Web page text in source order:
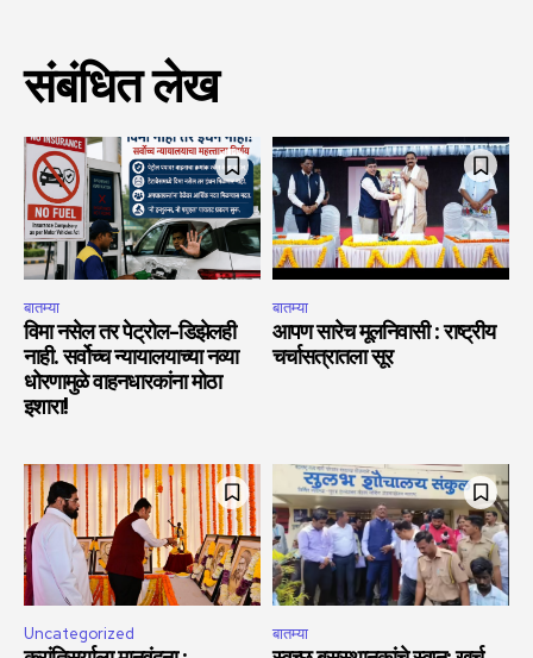
संबंधित लेख
बातम्या
विमा नसेल तर पेट्रोल-डिझेलही
नाही. सर्वोच्च न्यायालयाच्या नव्या
धोरणामुळे वाहनधारकांना मोठा
इशारा!
बातम्या
आपण सारेच मूलनिवासी : राष्ट्रीय
चर्चासत्रातला सूर
Uncategorized बातम्या